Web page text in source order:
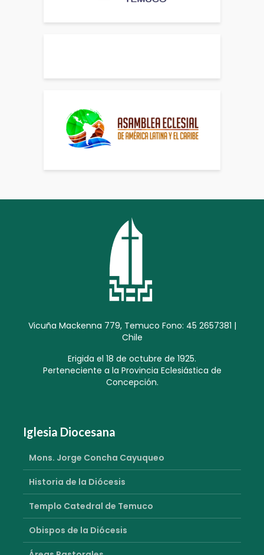
Vicuña Mackenna 779, Temuco Fono: 45 2657381 |
Chile
Erigida el 18 de octubre de 1925.
Perteneciente a la Provincia Eclesiástica de
Concepción.
Iglesia Diocesana
Mons. Jorge Concha Cayuqueo
Historia de la Diócesis
Templo Catedral de Temuco
Obispos de la Diócesis